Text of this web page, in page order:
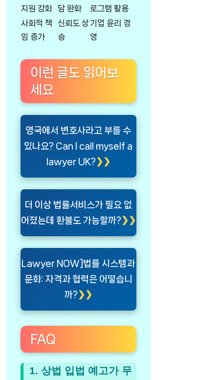
지원 강화
담 완화
로그램 활용
사회적 책
임 증가
신뢰도 상
승
기업 윤리 경
영
이런 글도 읽어보
세요
영국에서 변호사라고 부를 수
있나요? Can I call myself a
lawyer UK?
더 이상 법률서비스가 필요 없
어졌는데 환불도 가능할까?
Lawyer NOW]법률 시스템과
문화: 자격과 협력은 어떻습니
까?
FAQ
1. 상법 입법 예고가 무